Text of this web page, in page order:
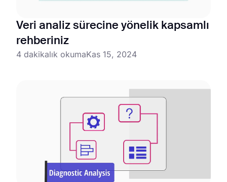
Veri analiz sürecine yönelik kapsamlı
rehberiniz
4 dakikalık okumaKas 15, 2024